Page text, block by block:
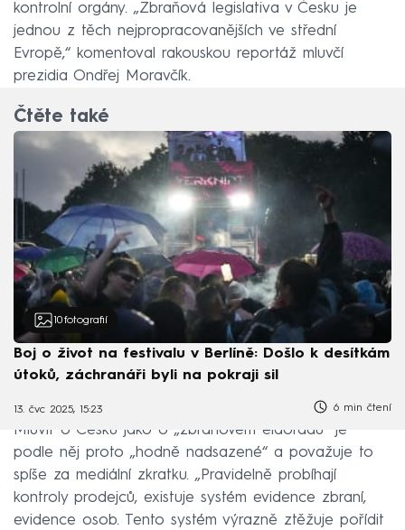
kontrolní orgány. „Zbraňová legislativa v Česku je
jednou z těch nejpropracovanějších ve střední
Evropě,“ komentoval rakouskou reportáž mluvčí
prezidia Ondřej Moravčík.
Čtěte také
10 fotografií
Boj o život na festivalu v Berlíně: Došlo k desítkám
útoků, záchranáři byli na pokraji sil
13. čvc 2025, 15:23 6 min čtení
Mluvit o Česku jako o „zbraňovém eldorádu“ je
podle něj proto „hodně nadsazené“ a považuje to
spíše za mediální zkratku. „Pravidelně probíhají
kontroly prodejců, existuje systém evidence zbraní,
evidence osob. Tento systém výrazně ztěžuje pořídit